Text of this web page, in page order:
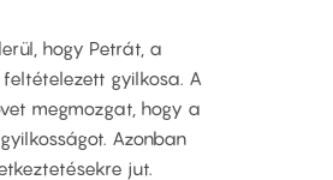
hogy Petrát, a
gyilkosa. A
megmozgat, hogy a
Azonban
jut.